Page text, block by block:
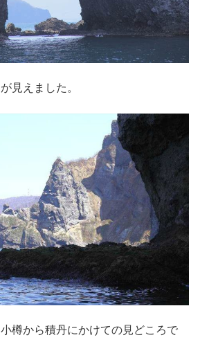
見えました。
樽から積丹にかけての見どころで